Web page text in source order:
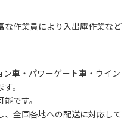
な作業員により入出庫作業など
車・パワーゲート車・ウイン
。
です。
全国各地への配送に対応して